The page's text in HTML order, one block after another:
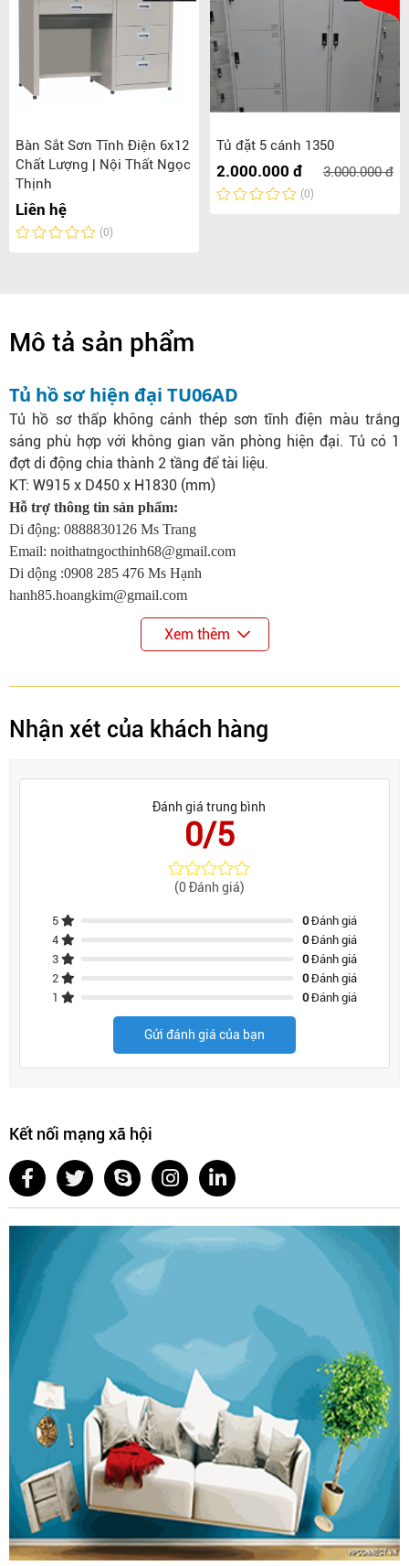
Bàn Sắt Sơn Tĩnh Điện 6x12
Chất Lượng | Nội Thất Ngọc
Thịnh
Liên hệ
(0)
Tủ đặt 5 cánh 1350
2.000.000 đ 3.000.000 đ
(0)
Mô tả sản phẩm
Tủ hồ sơ hiện đại TU06AD
Tủ hồ sơ thấp không cánh thép sơn tĩnh điện màu trắng
sáng phù hợp với không gian văn phòng hiện đại. Tủ có 1
đợt di động chia thành 2 tầng để tài liệu.
KT: W915 x D450 x H1830 (mm)
Hỗ trợ thông tin sản phẩm:
Di động: 0888830126 Ms Trang
Email: noithatngocthinh68@gmail.com
Di dộng :0908 285 476 Ms Hạnh
hanh85.hoangkim@gmail.com
Xem thêm
Nhận xét của khách hàng
Đánh giá trung bình
0/5
(0 Đánh giá)
5 0Đánh giá
4
0Đánh giá
3
0Đánh giá
2
0Đánh giá
1
0Đánh giá
Gửi đánh giá của bạn
Kết nối mạng xã hội